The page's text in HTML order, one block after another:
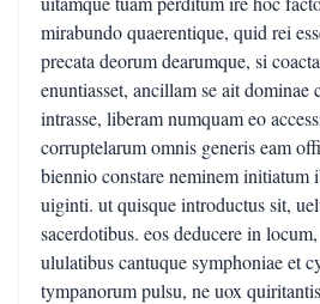
mirabundo quaerentique, quid rei
precata deorum dearumque, si
enuntiasset, ancillam se ait dominae
intrasse, liberam numquam eo
corruptelarum omnis generis eam
biennio constare neminem initiatum
uiginti. ut quisque introductus sit,
sacerdotibus. eos deducere in
ululatibus cantuque symphoniae et
tympanorum pulsu, ne uox